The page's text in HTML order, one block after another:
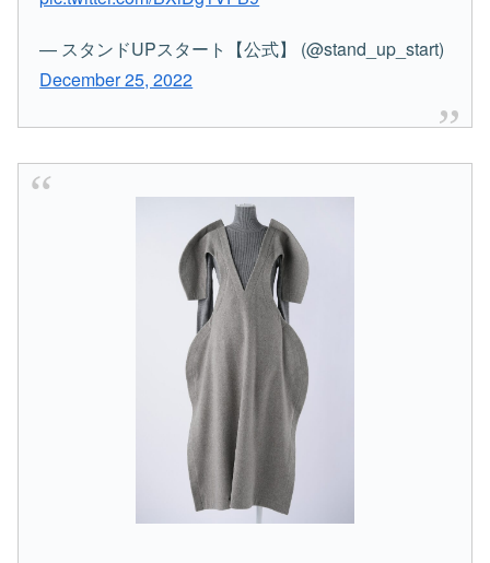
— スタンドUPスタート【公式】 (@stand_up_start)
December 25, 2022